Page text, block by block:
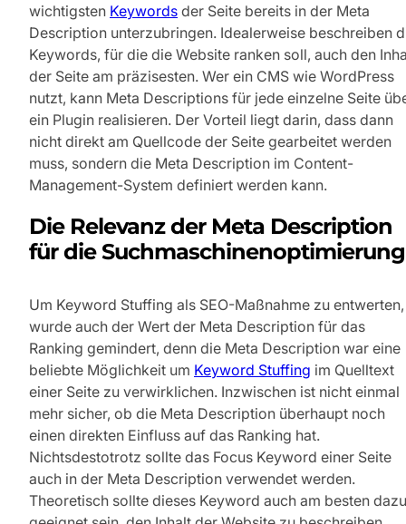
wichtigsten Keywords der Seite bereits in der Meta
Description unterzubringen. Idealerweise beschreiben
Keywords, für die die Website ranken soll, auch den
der Seite am präzisesten. Wer ein CMS wie WordPress
nutzt, kann Meta Descriptions für jede einzelne Seite
ein Plugin realisieren. Der Vorteil liegt darin, dass dann
nicht direkt am Quellcode der Seite gearbeitet werden
muss, sondern die Meta Description im Content-
Management-System definiert werden kann.
Die Relevanz der Meta Description
für die Suchmaschinenoptimierung
Um Keyword Stuffing als SEO-Maßnahme zu entwerten,
wurde auch der Wert der Meta Description für das
Ranking gemindert, denn die Meta Description war eine
beliebte Möglichkeit um Keyword Stuffing im Quelltext
einer Seite zu verwirklichen. Inzwischen ist nicht einmal
mehr sicher, ob die Meta Description überhaupt noch
einen direkten Einfluss auf das Ranking hat.
Nichtsdestotrotz sollte das Focus Keyword einer Seite
auch in der Meta Description verwendet werden.
Theoretisch sollte dieses Keyword auch am besten dazu